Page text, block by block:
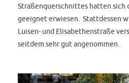
Straßenquerschnittes hatten sich
geeignet erwiesen. Stattdessen
Luisen- und Elisabethenstraße
seitdem sehr gut angenommen.